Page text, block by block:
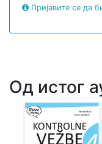
Пријавите се да
Од истог